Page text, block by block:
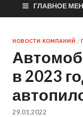
ГЛАВНОЕ
НОВОСТИ КОМПАНИЙ /
в 2023
29.01.2022